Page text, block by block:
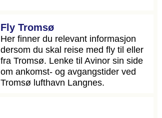
Fly Tromsø
Her finner du relevant informasjon
dersom du skal reise med fly til eller
fra Tromsø. Lenke til Avinor sin side
om ankomst- og avgangstider ved
Tromsø lufthavn Langnes.